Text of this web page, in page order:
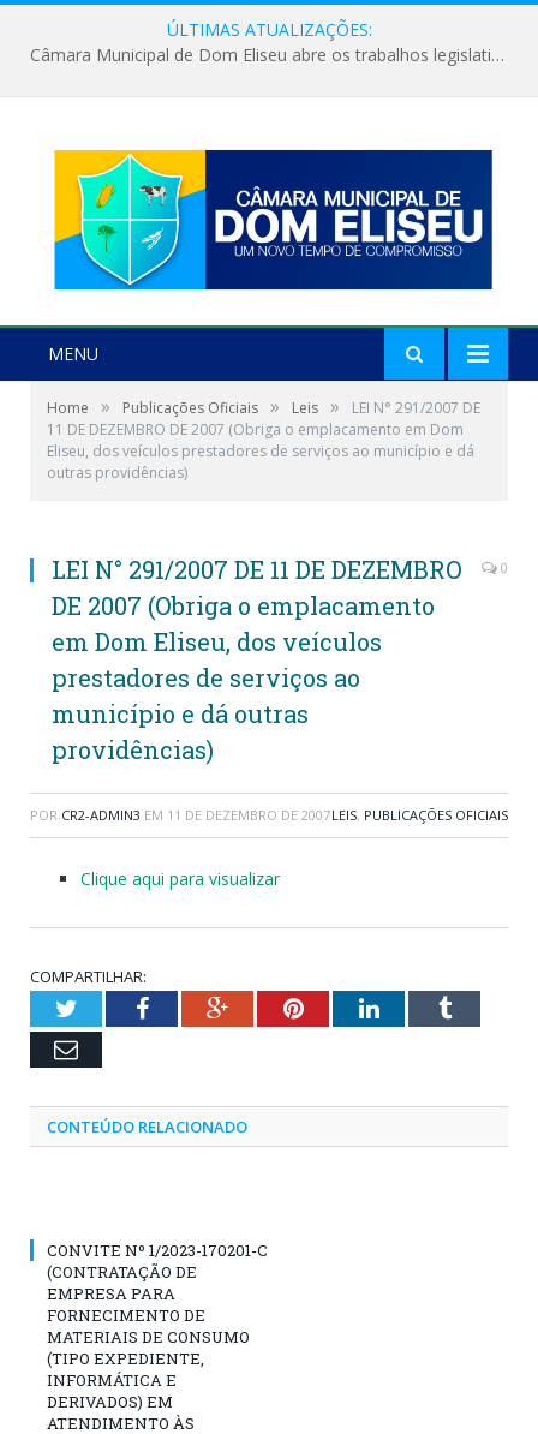
ÚLTIMAS ATUALIZAÇÕES:
Câmara Municipal de Dom Eliseu abre os trabalhos legislativos do segundo semestre
MENU
Home » Publicações Oficiais » Leis »
LEI N° 291/2007 DE
11 DE DEZEMBRO DE 2007 (Obriga o emplacamento em Dom
Eliseu, dos veículos prestadores de serviços ao município e dá
outras providências)
LEI N° 291/2007 DE 11 DE DEZEMBRO
DE 2007 (Obriga o emplacamento
em Dom Eliseu, dos veículos
prestadores de serviços ao
município e dá outras
providências)
0
POR CR2-ADMIN3 EM 11 DE DEZEMBRO DE 2007LEIS, PUBLICAÇÕES OFICIAIS
Clique aqui para visualizar
COMPARTILHAR:
TwitterFacebookGoogle+PinterestLinkedInTumblr
Email
CONTEÚDO RELACIONADO
CONVITE Nº 1/2023-170201-C
(CONTRATAÇÃO DE
EMPRESA PARA
FORNECIMENTO DE
MATERIAIS DE CONSUMO
(TIPO EXPEDIENTE,
INFORMÁTICA E
DERIVADOS) EM
ATENDIMENTO ÀS